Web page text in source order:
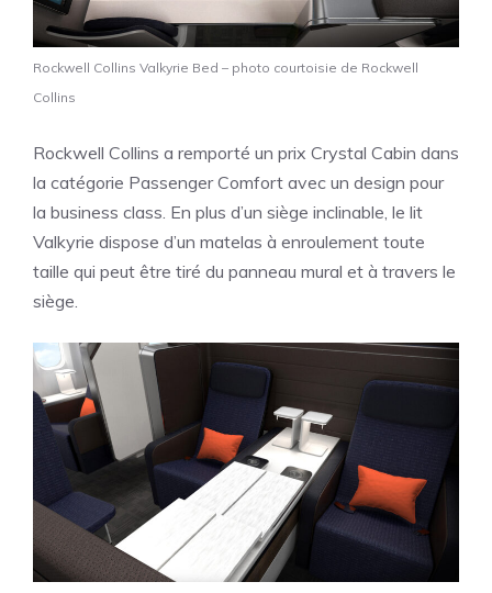
Rockwell Collins Valkyrie Bed – photo courtoisie de Rockwell
Collins
Rockwell Collins a remporté un prix Crystal Cabin dans
la catégorie Passenger Comfort avec un design pour
la business class. En plus d’un siège inclinable, le lit
Valkyrie dispose d’un matelas à enroulement toute
taille qui peut être tiré du panneau mural et à travers le
siège.